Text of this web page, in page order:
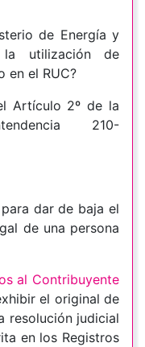
de Energía y
utilización de
en el RUC?
Artículo 2º de la
210-
dar de baja el
de una persona
al Contribuyente
el original de
resolución judicial
en los Registros